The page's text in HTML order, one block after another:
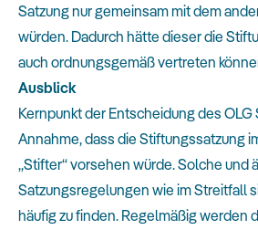
Satzung nur gemeinsam mit dem
würden. Dadurch hätte dieser die
auch ordnungsgemäß vertreten
Ausblick
Kernpunkt der Entscheidung des OLG
Annahme, dass die Stiftungssatzung
„Stifter“ vorsehen würde. Solche und
Satzungsregelungen wie im Streitfall
häufig zu finden. Regelmäßig werden